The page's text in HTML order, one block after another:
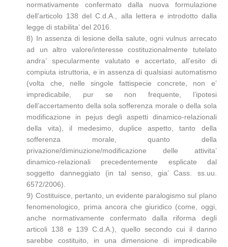
normativamente confermato dalla nuova formulazione
dell’articolo 138 del C.d.A., alla lettera e introdotto dalla
legge di stabilita’ del 2016.
8) In assenza di lesione della salute, ogni vulnus arrecato
ad un altro valore/interesse costituzionalmente tutelato
andra’ specularmente valutato e accertato, all’esito di
compiuta istruttoria, e in assenza di qualsiasi automatismo
(volta che, nelle singole fattispecie concrete, non e’
impredicabile, pur se non frequente, l’ipotesi
dell’accertamento della sola sofferenza morale o della sola
modificazione in pejus degli aspetti dinamico-relazionali
della vita), il medesimo, duplice aspetto, tanto della
sofferenza morale, quanto della
privazione/diminuzione/modificazione delle attivita’
dinamico-relazionali precedentemente esplicate dal
soggetto danneggiato (in tal senso, gia’ Cass. ss.uu.
6572/2006).
9) Costituisce, pertanto, un evidente paralogismo sul plano
fenomenologico, prima ancora che giuridico (come, oggi,
anche normativamente confermato dalla riforma degli
articoli 138 e 139 C.d.A.), quello secondo cui il danno
sarebbe costituito, in una dimensione di impredicabile